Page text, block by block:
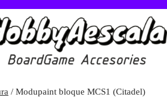
/ Modupaint bloque MCS1 (Citadel)